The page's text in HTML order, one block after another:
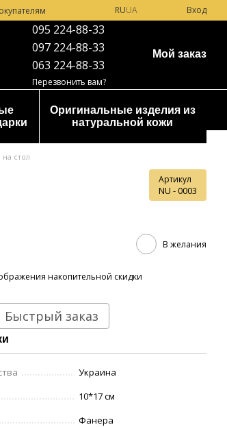
RUUA Вход
095 224-88-33
097 224-88-33
063 224-88-33
Перезвонить вам?
Мой заказ
Оригинальные изделия из
натуральной кожи
стол
Артикул
NU - 0003
В желания
накопительной скидки
Быстрый заказ
Украина
10*17 см
Фанера